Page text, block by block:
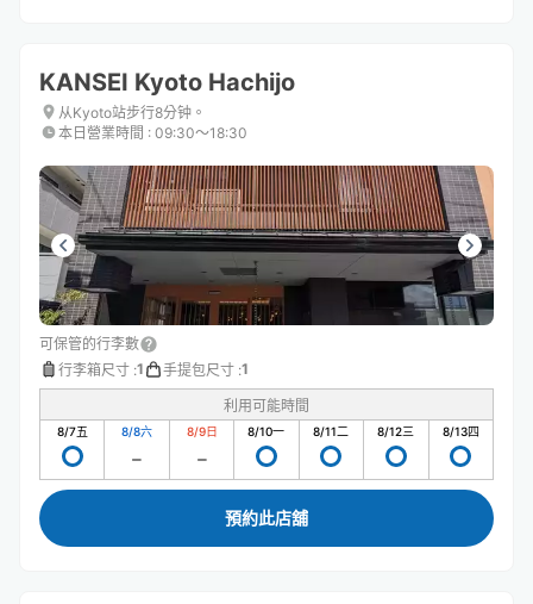
KANSEI Kyoto Hachijo
从Kyoto站步行8分钟。
本日營業時間 : 09:30〜18:30
可保管的行李數
行李箱尺寸 :1 手提包尺寸 :1
利用可能時間
8/7五 8/8六 8/9日 8/10一 8/11二 8/12三 8/13四
預約此店舖